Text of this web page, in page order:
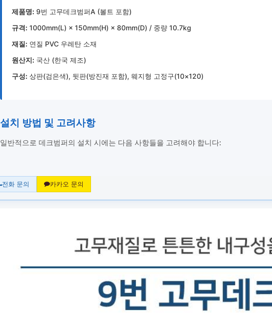
제품명:9번 고무데크범퍼A (볼트 포함)
규격:1000mm(L) × 150mm(H) × 80mm(D) / 중량 10.7kg
재질:연질 PVC 우레탄 소재
원산지:국산 (한국 제조)
구성:상판(검은색), 뒷판(방진재 포함), 웨지형 고정구(10×120)
설치 방법 및 고려사항
일반적으로 데크범퍼의 설치 시에는 다음 사항들을 고려해야 합니다:
전화 문의 카카오 문의